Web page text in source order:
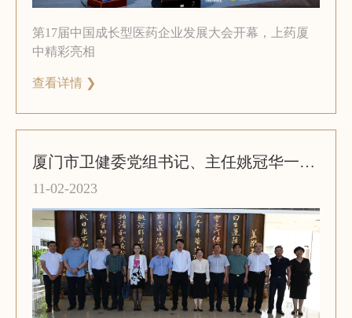
第17届中国成长型医药企业发展大会开幕，上药厦
中精彩亮相
查看详情 ❯
厦门市卫健委党组书记、主任姚冠华一行莅临上药厦中调研指导
11-02-2023